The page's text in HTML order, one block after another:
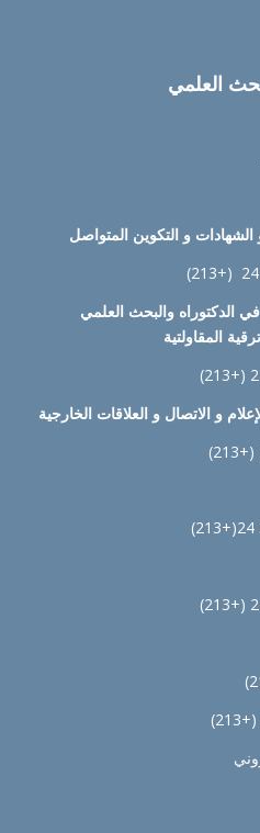
العلمي
الشهادات و التكوين المتواصل
في الدكتوراه والبحث العلمي
المقاولتية
و الاتصال و العلاقات الخارجية